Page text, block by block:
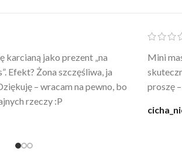
to sztos – lekki, chłodny, a
butiku. Noszę
z mężem.
świetny